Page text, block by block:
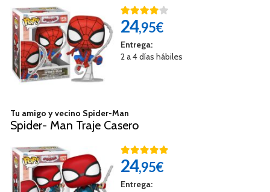
24,95€
Entrega:
2 a 4 días hábiles
Tu amigo y vecino Spider-Man
Spider- Man Traje Casero
24,95€
Entrega: